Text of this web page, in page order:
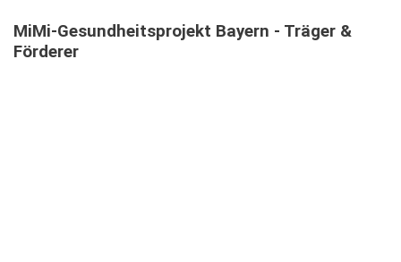
MiMi-Gesundheitsprojekt Bayern - Träger &
Förderer